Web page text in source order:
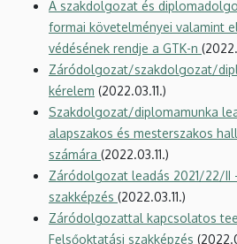
A szakdolgozat és
formai követelményei valamint
védésének rendje a GTK-n
Záródolgozat/szakdolgozat/
kérelem (2022.03.11.)
Szakdolgozat/diplomamunka
alapszakos és mesterszakos
számára (2022.03.11.)
Záródolgozat leadás 2021/22/II
szakképzés (2022.03.11.)
Záródolgozattal kapcsolatos
Felsőoktatási szakképzés